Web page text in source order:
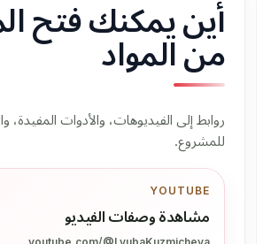
أين يمكنك فتح
من المواد
روابط إلى الفيديوهات، والأدوات المفيدة،
للمشروع.
YOUTUBE
مشاهدة وصفات الفيديو